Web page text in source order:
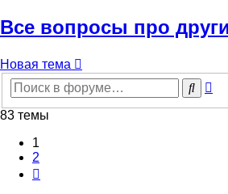
Все вопросы про
Новая тема
Поиск
83 темы
1
2